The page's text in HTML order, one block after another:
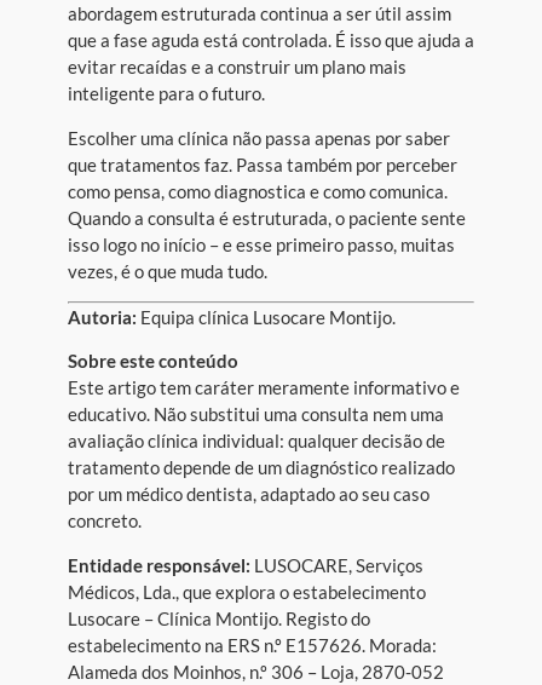
abordagem estruturada continua a ser útil assim
que a fase aguda está controlada. É isso que ajuda a
evitar recaídas e a construir um plano mais
inteligente para o futuro.
Escolher uma clínica não passa apenas por saber
que tratamentos faz. Passa também por perceber
como pensa, como diagnostica e como comunica.
Quando a consulta é estruturada, o paciente sente
isso logo no início – e esse primeiro passo, muitas
vezes, é o que muda tudo.
Autoria: Equipa clínica Lusocare Montijo.
Sobre este conteúdo
Este artigo tem caráter meramente informativo e
educativo. Não substitui uma consulta nem uma
avaliação clínica individual: qualquer decisão de
tratamento depende de um diagnóstico realizado
por um médico dentista, adaptado ao seu caso
concreto.
Entidade responsável: LUSOCARE, Serviços
Médicos, Lda., que explora o estabelecimento
Lusocare – Clínica Montijo. Registo do
estabelecimento na ERS n.º E157626. Morada:
Alameda dos Moinhos, n.º 306 – Loja, 2870-052